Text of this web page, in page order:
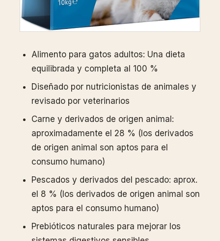
Alimento para gatos adultos: Una dieta
equilibrada y completa al 100 %
Diseñado por nutricionistas de animales y
revisado por veterinarios
Carne y derivados de origen animal:
aproximadamente el 28 % (los derivados
de origen animal son aptos para el
consumo humano)
Pescados y derivados del pescado: aprox.
el 8 % (los derivados de origen animal son
aptos para el consumo humano)
Prebióticos naturales para mejorar los